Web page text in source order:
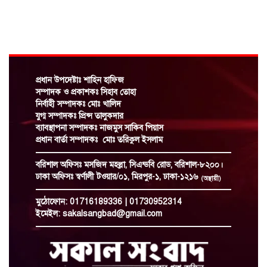
স্বার্থান্বেষী মহলের অপপ্রচারের শিকার বরিশাল
সদর উপজেলা বিএনপির আহ্বায়ক নুরুল আমিন!
জালীলুল কুরআন মাদ্রাসায় হাফেজদের স্পোকেন
ইংলিশ কোর্স শেষে সার্টিফিকেট বিতরণ
যুবলীগ নেতা,নতুন পরিচয়ে ভিন্ন কায়দায়
চাঁদাবাজির রামরাজত্ব কায়েমের চেষ্টা
সাংবাদিকদের কল্যাণে সরকার সর্বোচ্চ
সহযোগিতা করবে: তথ্যমন্ত্রী
আগস্টের মধ্যেই বাস্তবায়িত হচ্ছে নতুন পে-স্কেল
প্রধান উপদেষ্টাঃ শাহিন হাফিজ
সম্পাদক ও প্রকাশকঃ সিহাব তোহা
নির্বাহী সম্পাদকঃ মোঃ খালিদ
যুগ্ম সম্পাদকঃ প্রিন্স তালুকদার
ব্যাবস্থাপনা সম্পাদকঃ নাজমুস সাকিব পিয়াস
প্রধান বার্তা সম্পাদকঃ মোঃ তরিকুল ইসলাম
বরিশাল অফিসঃমসজিদ মহল্লা, সিএন্ডবি রোড, বরিশাল-৮২০০।
ঢাকা অফিসঃস্বর্ণালী টওয়ার/০১, মিরপুর-১, ঢাকা-১২১৬ (অস্থায়ী)
মুঠোফোন: 01716189336 | 01730952314
ইমেইল: sakalsangbad@gmail.com